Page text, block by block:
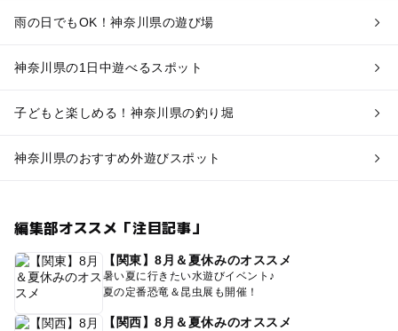
雨の日でもOK！神奈川県の遊び場
神奈川県の1日中遊べるスポット
子どもと楽しめる！神奈川県の釣り堀
神奈川県のおすすめ外遊びスポット
編集部オススメ「注目記事」
【関東】8月＆夏休みのオススメ
暑い夏に行きたい水遊びイベント♪
夏の定番恐竜＆昆虫展も開催！
【関西】8月＆夏休みのオススメ